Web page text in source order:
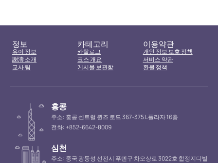
정보
유이 정보
謝濤 소개
교사 팀
카테고리
카탈로그
코스 개요
게시물 보관함
이용약관
개인 정보 보호 정책
서비스 약관
환불 정책
홍콩
주소: 홍콩 센트럴 퀸즈 로드 367-375 L플라자 16층
전화: +852-6642-8009
심천
주소: 중국 광둥성 선전시 푸톈구 차오샹로 3022호 합정지디빌